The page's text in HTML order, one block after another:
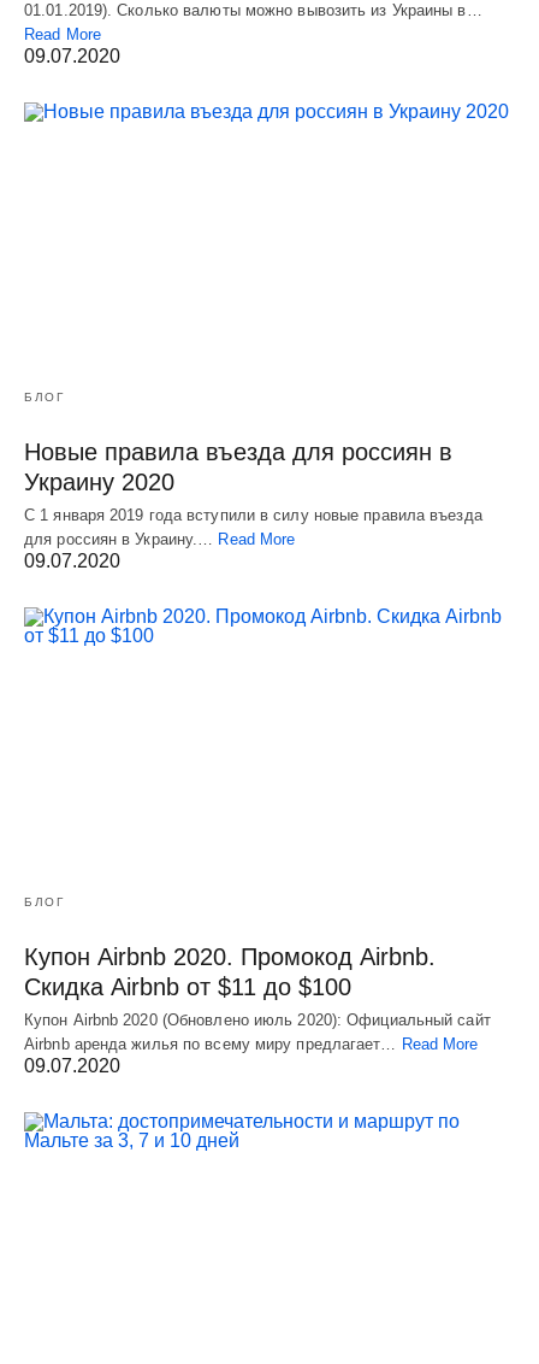
01.01.2019). Сколько валюты можно вывозить из Украины в…
Read More
09.07.2020
БЛОГ
Новые правила въезда для россиян в
Украину 2020
С 1 января 2019 года вступили в силу новые правила въезда
для россиян в Украину.…
Read More
09.07.2020
БЛОГ
Купон Airbnb 2020. Промокод Airbnb.
Скидка Airbnb от $11 до $100
Купон Airbnb 2020 (Обновлено июль 2020): Официальный сайт
Airbnb аренда жилья по всему миру предлагает… Read More
09.07.2020